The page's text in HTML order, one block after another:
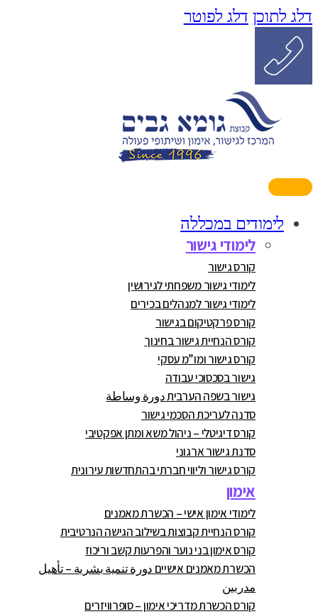
דלג לתוכן דלג לפוטר
לימודים במכללה
לימודי גישור
קורס גישור
לימודי גישור משפחתי לגירושין
לימודי גישור למנהלים בכירים
קורס פרקטיקום בגישור
קורס הנחיית גישור בחינוך
קורס גישור ומו”מ עסקי
גישור בסכסוכי עבודה
גישור בשפה הערבית دورة وساطة
סדנה לעריכת הסכמי גישור
קורס דיגיטלי – ניהול משא ומתן אפקטיבי
סדנת גישור ארגוני
קורס גישור וליווי חברתי בהתחדשות עירונית
אימון
לימודי אימון אישי – הכשרת מאמנים
קורס הנחיית קבוצות בשילוב הגישה הנרטיבית
קורס אימון בני נוער והפרעות קשב וריכוז
הכשרת מאמנים אישיים دورة تنمية بشرية – تأهيل
مدربين
קורס הכשרת מדריכי אימון – סופרוויזרים